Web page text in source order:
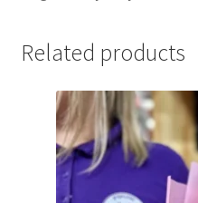
Naši partneri
Newsletter
Partners
Related products